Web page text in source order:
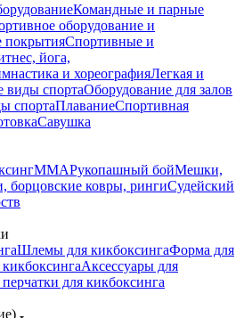
Командные и парные
оборудование и
покрытияСпортивные и
йога,
и хореографияЛегкая и
виды спортаОборудование для залов
спортаПлаваниеСпортивная
Савушка
ММАРукопашный бойМешки,
борцовские ковры, рингиСудейский
Шлемы для кикбоксингаФорма для
Аксессуары для
для кикбоксинга